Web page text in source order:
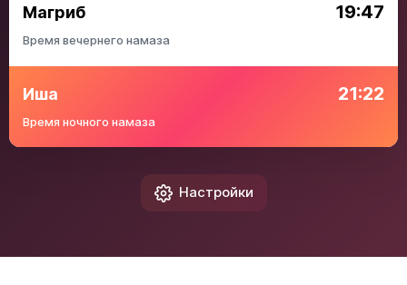
Магриб 19:47
Время вечернего намаза
Иша 21:22
Время ночного намаза
Настройки